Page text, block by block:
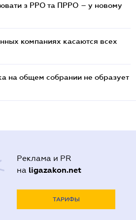
з РРО та ПРРО – у новому
компаниях касаются всех
на общем собрании не образует
Реклама и PR
на ligazakon.net
ТАРИФЫ